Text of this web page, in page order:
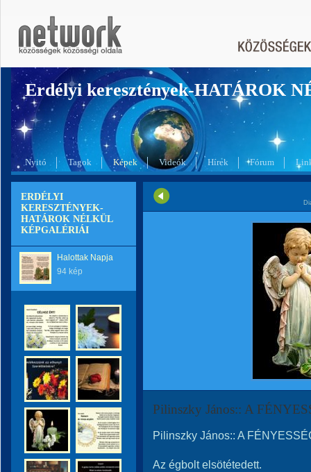
Erdélyi keresztények-HATÁROK
Nyitó Tagok Képek Videók Hírek Fórum
ERDÉLYI
KERESZTÉNYEK-
HATÁROK NÉLKÜL
KÉPGALÉRIÁI
Halottak Napja
94 kép
Pilinszky János:: A
Pilinszky János:: A
Az égbolt elsötétedett.